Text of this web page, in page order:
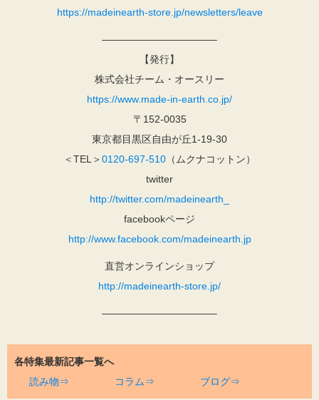
https://madeinearth-store.jp/newsletters/leave
———————————–
【発行】
株式会社チーム・オースリー
https://www.made-in-earth.co.jp/
〒152-0035
東京都目黒区自由が丘1-19-30
＜TEL＞0120-697-510 （ムクナコットン）
twitter
http://twitter.com/madeinearth_
facebookページ
http://www.facebook.com/madeinearth.jp
直営オンラインショップ
http://madeinearth-store.jp/
———————————–
各特集最新記事一覧へ
読み物⇒
コラム⇒ ブログ⇒